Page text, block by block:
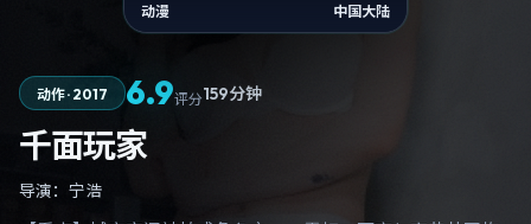
动作· 2017 6.9评分159分钟
千面玩家
导演： 宁浩
动漫 中国大陆